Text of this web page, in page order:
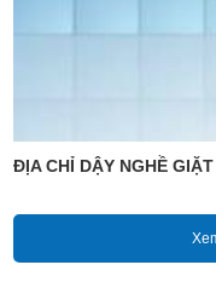
ĐỊA CHỈ DẬY NGHỀ